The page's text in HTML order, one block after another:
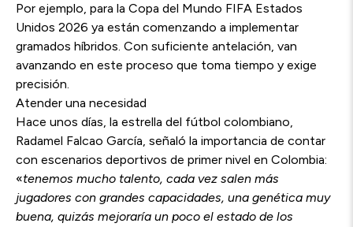
Por ejemplo, para la Copa del Mundo FIFA Estados
Unidos 2026 ya están comenzando a implementar
gramados híbridos. Con suficiente antelación, van
avanzando en este proceso que toma tiempo y exige
precisión.
Atender una necesidad
Hace unos días, la estrella del fútbol colombiano,
Radamel Falcao García, señaló la importancia de contar
con escenarios deportivos de primer nivel en Colombia:
«tenemos mucho talento, cada vez salen más
jugadores con grandes capacidades, una genética muy
buena, quizás mejoraría un poco el estado de los